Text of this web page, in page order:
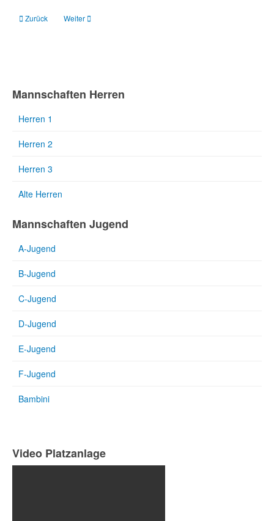
Vorheriger Beitrag: Vereinssatzung
Zurück Nächster Beitrag: Datenschutz
Weiter
Mannschaften Herren
Herren 1
Herren 2
Herren 3
Alte Herren
Mannschaften Jugend
A-Jugend
B-Jugend
C-Jugend
D-Jugend
E-Jugend
F-Jugend
Bambini
Video Platzanlage